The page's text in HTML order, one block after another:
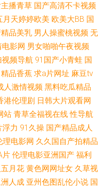
视频 97资源亚洲 国产片ww 日
狂 午夜少妇片 超碰狠狠草 免费
国产精品A片 欧美激情另类网站
航 欧亚另类综合 影音av操逼 福
精东影业 俺去也性激情 国产做
天堂a片 五月天婷婷色图 97超
seav 91视频综合网站 丁香五月
播青草 国产高清不卡视频
月天婷婷欧美 欧美大BB 国
品美乳 男人操蜜桃视频 无
电影网 男女啪啪午夜视频
视频导航 91国产小青蛙 国
精品香蕉 求a片网址 麻豆tv
人激情视频 黑料吃瓜精品
港伦理剧 日韩大片观看网
站 青草全福视在线 性导航
浮力 91久操 国产精品成人
理电影网 久久国自产拍精品
片 伦理电影亚洲国产 福利
月花 黄色网网址女 久草视
人成 亚州色图乱伦小说 国